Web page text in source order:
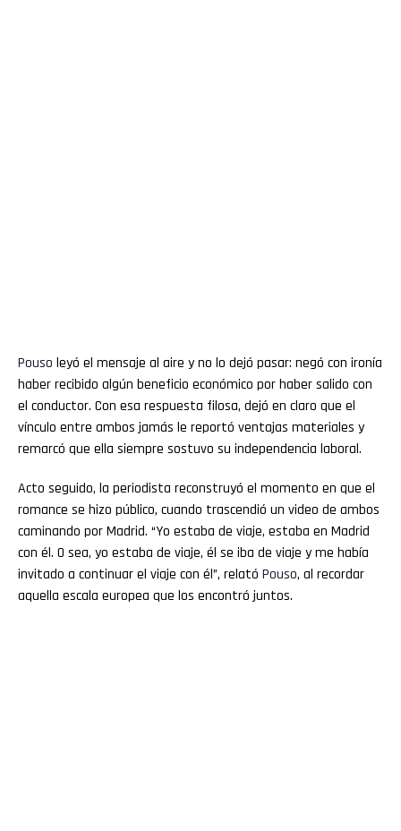
Pouso leyó el mensaje al aire y no lo dejó pasar: negó con ironía
haber recibido algún beneficio económico por haber salido con
el conductor. Con esa respuesta filosa, dejó en claro que el
vínculo entre ambos jamás le reportó ventajas materiales y
remarcó que ella siempre sostuvo su independencia laboral.
Acto seguido, la periodista reconstruyó el momento en que el
romance se hizo público, cuando trascendió un video de ambos
caminando por Madrid. “Yo estaba de viaje, estaba en Madrid
con él. O sea, yo estaba de viaje, él se iba de viaje y me había
invitado a continuar el viaje con él”, relató Pouso, al recordar
aquella escala europea que los encontró juntos.